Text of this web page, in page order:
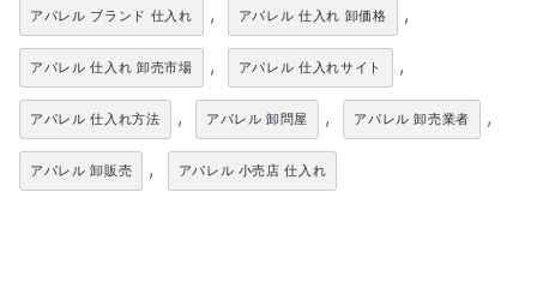
アパレル ブランド 仕入れ , アパレル 仕入れ 卸価格 ,
アパレル 仕入れ 卸売市場 , アパレル 仕入れサイト ,
アパレル 仕入れ方法 , アパレル 卸問屋 , アパレル 卸売業者 ,
アパレル 卸販売 , アパレル 小売店 仕入れ